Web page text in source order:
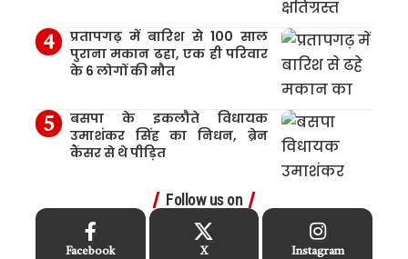
प्रतापगढ़ में बारिश से 100 साल
पुराना मकान ढहा, एक ही परिवार
के 6 लोगों की मौत
बसपा के इकलौते विधायक
उमाशंकर सिंह का निधन, ब्रेन
कैंसर से थे पीड़ित
Follow us on
Facebook X Instagram